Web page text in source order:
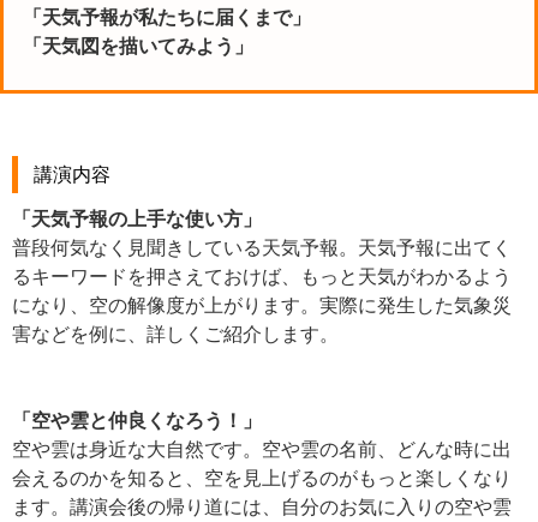
「天気予報が私たちに届くまで」
「天気図を描いてみよう」
講演内容
「天気予報の上手な使い方」
普段何気なく見聞きしている天気予報。天気予報に出てく
るキーワードを押さえておけば、もっと天気がわかるよう
になり、空の解像度が上がります。実際に発生した気象災
害などを例に、詳しくご紹介します。
「空や雲と仲良くなろう！」
空や雲は身近な大自然です。空や雲の名前、どんな時に出
会えるのかを知ると、空を見上げるのがもっと楽しくなり
ます。講演会後の帰り道には、自分のお気に入りの空や雲